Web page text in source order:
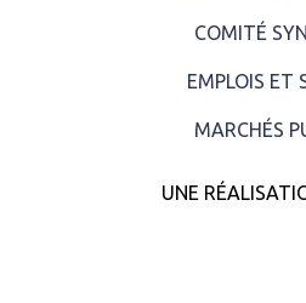
COMITÉ
EMPLOIS ET
MARCHÉS
UNE